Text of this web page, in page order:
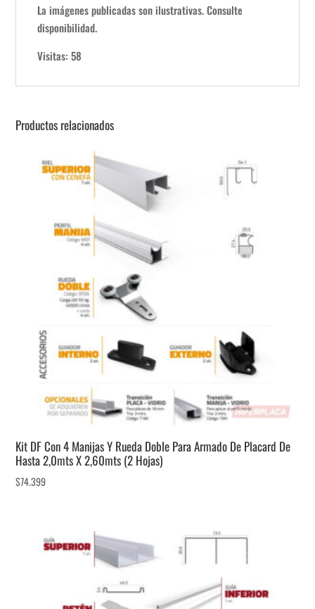
La imágenes publicadas son ilustrativas. Consulte
disponibilidad.
Visitas: 58
Productos relacionados
Kit DF Con 4 Manijas Y Rueda Doble Para Armado De Placard De
Hasta 2,0mts X 2,60mts (2 Hojas)
$74.399